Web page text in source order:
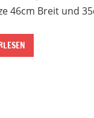
46cm Breit und